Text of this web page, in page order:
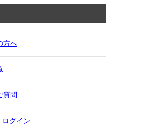
方へ
質問
ログイン